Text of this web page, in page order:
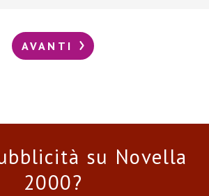
AVANTI
su Novella
2000?